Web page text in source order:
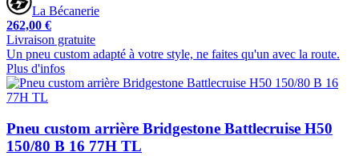
La Bécanerie
262,00 €
Livraison gratuite
Un pneu custom adapté à votre style, ne faites qu'un avec la route.
Plus d'infos
Pneu custom arrière Bridgestone Battlecruise H50
150/80 B 16 77H TL